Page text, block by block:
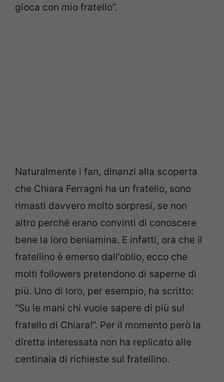
gioca con mio fratello”.
Naturalmente i fan, dinanzi alla scoperta
che Chiara Ferragni ha un fratello, sono
rimasti davvero molto sorpresi, se non
altro perché erano convinti di conoscere
bene la loro beniamina. E infatti, ora che il
fratellino è emerso dall’oblio, ecco che
molti followers pretendono di saperne di
più. Uno di loro, per esempio, ha scritto:
“Su le mani chi vuole sapere di più sul
fratello di Chiara!”. Per il momento però la
diretta interessata non ha replicato alle
centinaia di richieste sul fratellino.